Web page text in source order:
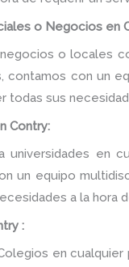
o Negocios en
o locales
contamos con un
sus
Contry:
universidades en
un equipo
a la hora
:
en